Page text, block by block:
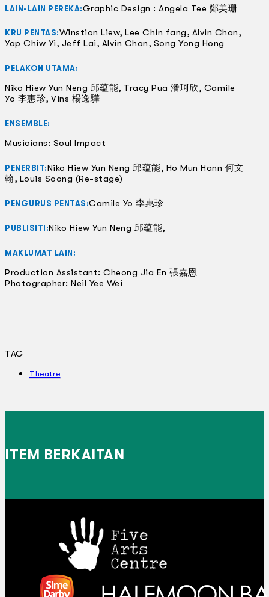
LAIN-LAIN PEREKA:Graphic Design : Angela Tee 鄭美珊
KRU PENTAS:Winstion Liew, Lee Chin fang, Alvin Chan,
Yap Chiw Yi, Jeff Lai, Alvin Chan, Song Yong Hong
PELAKON UTAMA:
Niko Hiew Yun Neng 邱蕴能, Tracy Pua 潘珂欣, Camile
Yo 李惠珍, Vins 楊逸驊
ENSEMBLE:
Musicians: Soul Impact
PENERBIT:Niko Hiew Yun Neng 邱蕴能, Ho Mun Hann 何文
翰, Louis Soong (Re-stage)
PENGURUS PENTAS:Camile Yo 李惠珍
PUBLISITI:Niko Hiew Yun Neng 邱蕴能,
MAKLUMAT LAIN:
Production Assistant: Cheong Jia En 張嘉恩
Photographer: Neil Yee Wei
TAG
Theatre
ITEM BERKAITAN